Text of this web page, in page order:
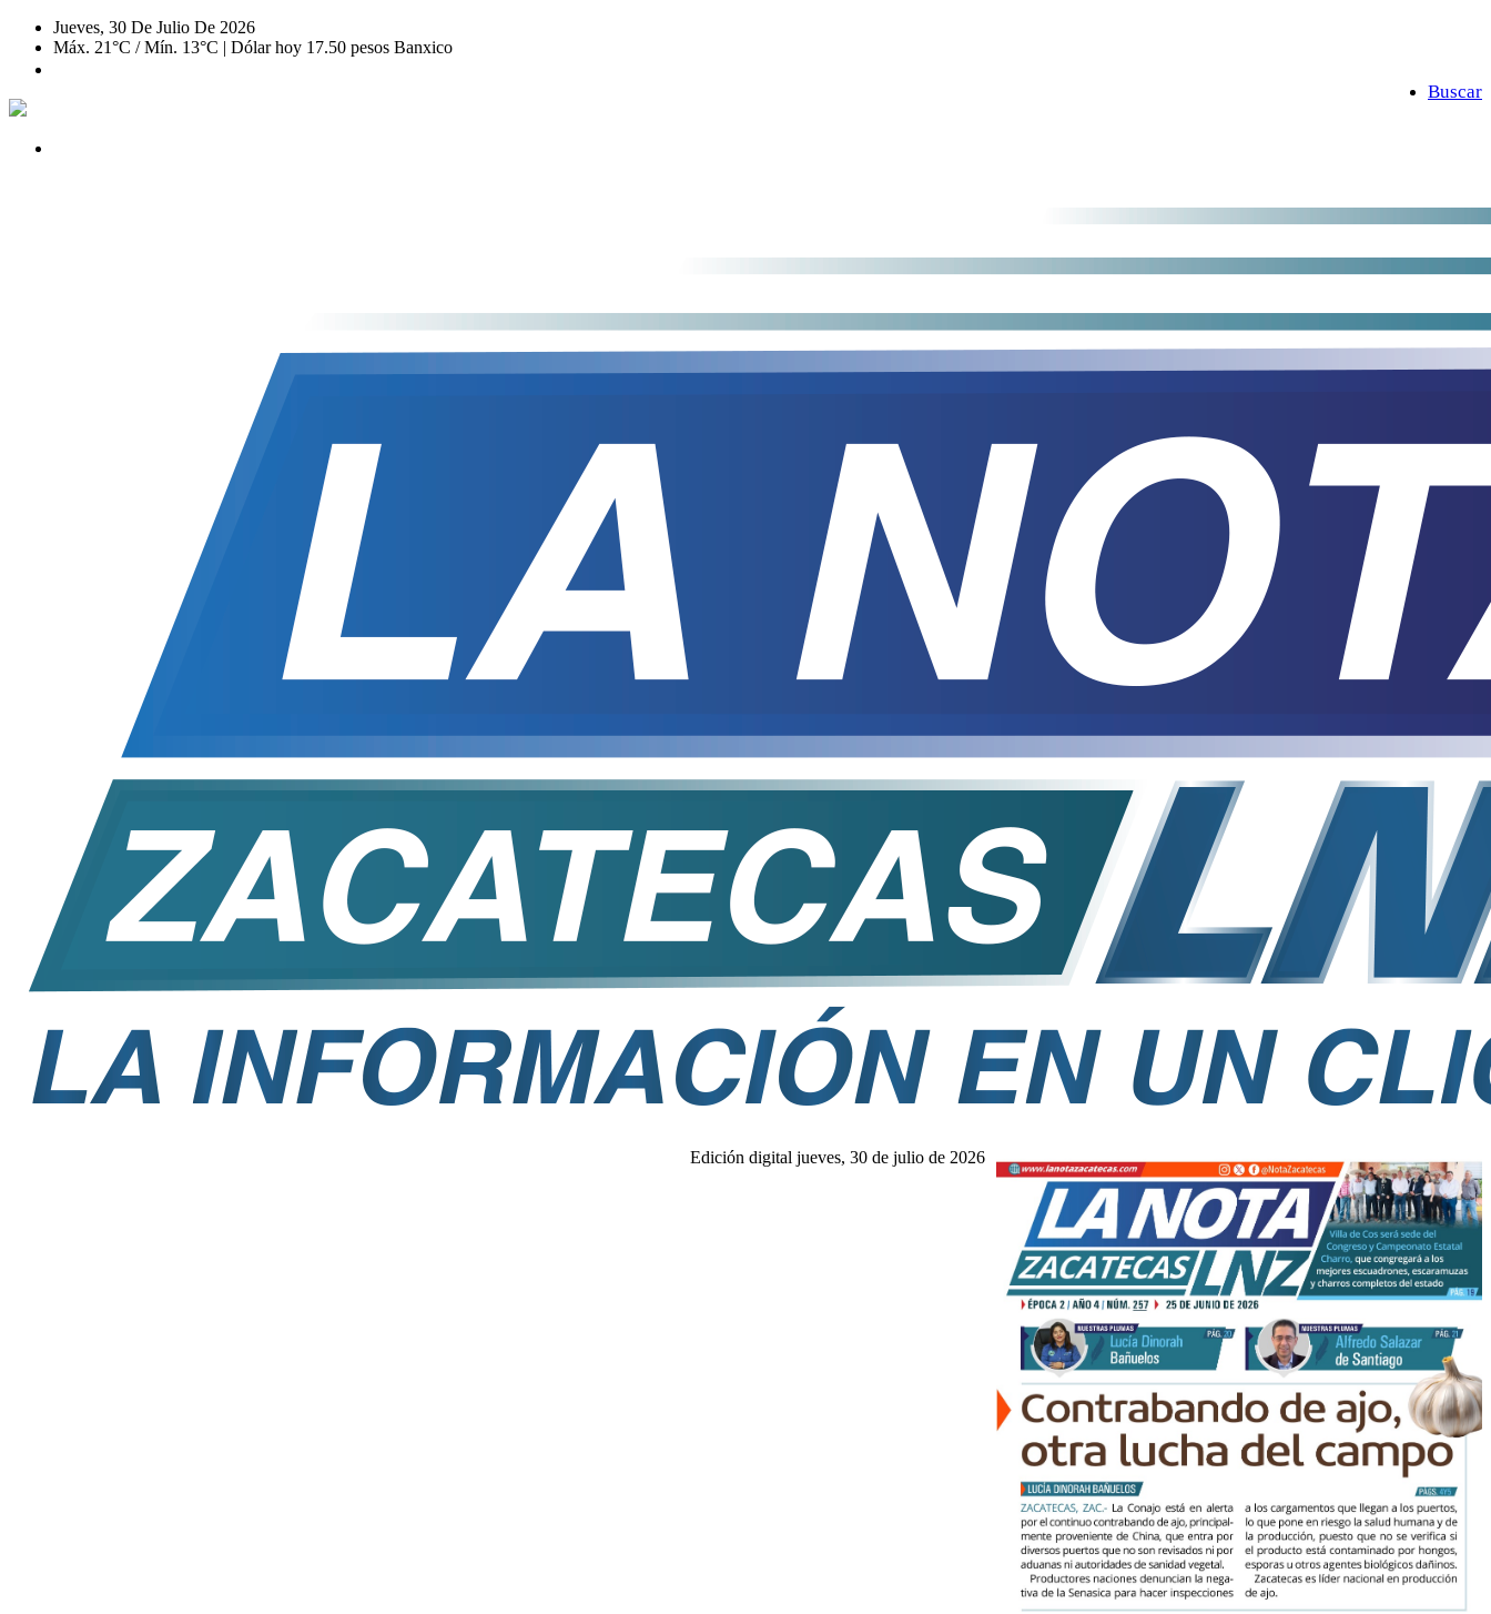
Jueves, 30 De Julio De 2026
Máx. 21°C / Mín. 13°C | Dólar hoy 17.50 pesos Banxico
Buscar
Edición digital jueves, 30 de julio de 2026